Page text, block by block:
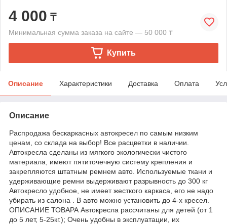
4 000 ₸
Минимальная сумма заказа на сайте — 50 000 ₸
Купить
Описание Характеристики Доставка Оплата
Описание
Распродажа бескаркасных автокресел по самым низким
ценам, со склада на выбор! Все расцветки в наличии.
Автокресла сделаны из мягкого экологически чистого
материала, имеют пятиточечную систему крепления и
закрепляются штатным ремнем авто. Используемые ткани и
удерживающие ремни выдерживают разрывность до 300 кг
Автокресло удобное, не имеет жесткого каркаса, его не надо
убирать из салона . В авто можно установить до 4-х кресел.
ОПИСАНИЕ ТОВАРА Автокресла рассчитаны для детей (от 1
до 5 лет, 5-25кг.); Очень удобны в эксплуатации, их